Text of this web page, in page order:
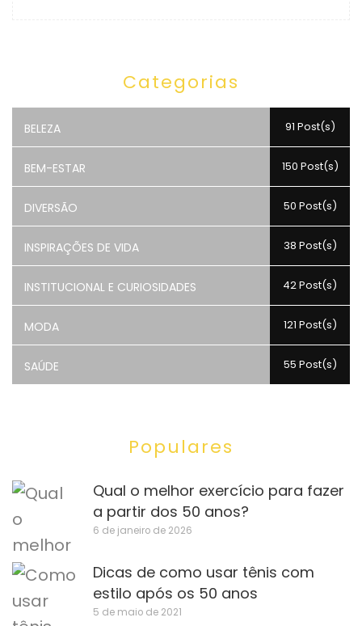
Categorias
BELEZA 91 Post(s)
BEM-ESTAR 150 Post(s)
DIVERSÃO 50 Post(s)
INSPIRAÇÕES DE VIDA 38 Post(s)
INSTITUCIONAL E CURIOSIDADES 42 Post(s)
MODA 121 Post(s)
SAÚDE 55 Post(s)
Populares
Qual o melhor exercício para fazer
a partir dos 50 anos?
6 de janeiro de 2026
Dicas de como usar tênis com
estilo após os 50 anos
5 de maio de 2021